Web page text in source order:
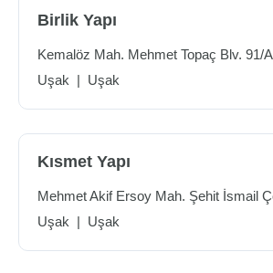
Birlik Yapı
Kemalöz Mah. Mehmet Topaç Blv. 91/
Uşak | Uşak
Kısmet Yapı
Mehmet Akif Ersoy Mah. Şehit İsmail
Uşak | Uşak